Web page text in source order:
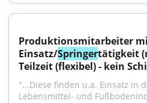
Produktionsmitarbeiter
Einsatz/Springertätigkeit
Teilzeit (flexibel) - kein
"...Diese finden u.a. Einsatz in
Lebensmittel- und